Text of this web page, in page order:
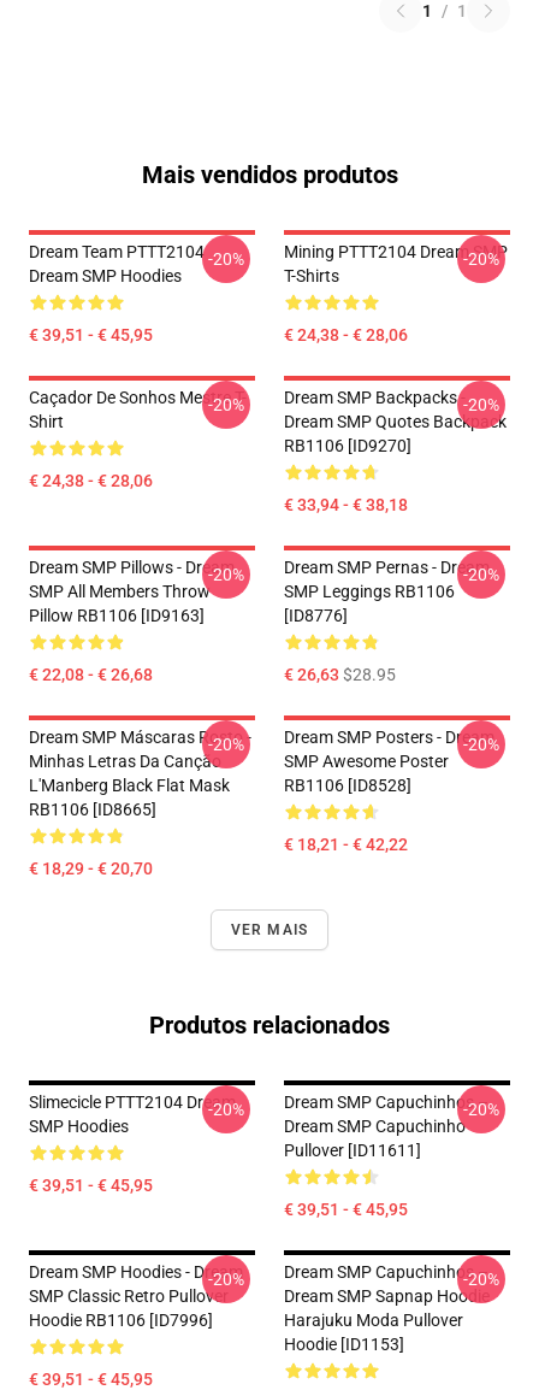
1 / 1
Mais vendidos produtos
Dream Team PTTT2104
Dream SMP Hoodies
€ 39,51 - € 45,95
-20%
Mining PTTT2104 Dream SMP
T-Shirts
€ 24,38 - € 28,06
-20%
Caçador De Sonhos Mestre T-
Shirt
€ 24,38 - € 28,06
-20%
Dream SMP Backpacks -
Dream SMP Quotes Backpack
RB1106 [ID9270]
€ 33,94 - € 38,18
-20%
Dream SMP Pillows - Dream
SMP All Members Throw
Pillow RB1106 [ID9163]
€ 22,08 - € 26,68
-20%
Dream SMP Pernas - Dream
SMP Leggings RB1106
[ID8776]
€ 26,63 $28.95
-20%
Dream SMP Máscaras Rosto -
Minhas Letras Da Canção
L'Manberg Black Flat Mask
RB1106 [ID8665]
€ 18,29 - € 20,70
-20%
Dream SMP Posters - Dream
SMP Awesome Poster
RB1106 [ID8528]
€ 18,21 - € 42,22
-20%
VER MAIS
Produtos relacionados
Slimecicle PTTT2104 Dream
SMP Hoodies
€ 39,51 - € 45,95
-20%
Dream SMP Capuchinhos –
Dream SMP Capuchinho
Pullover [ID11611]
€ 39,51 - € 45,95
-20%
Dream SMP Hoodies - Dream
SMP Classic Retro Pullover
Hoodie RB1106 [ID7996]
€ 39,51 - € 45,95
-20%
Dream SMP Capuchinhos –
Dream SMP Sapnap Hoodie
Harajuku Moda Pullover
Hoodie [ID1153]
-20%